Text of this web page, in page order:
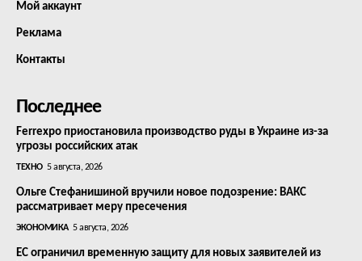
Мой аккаунт
Реклама
Контакты
Последнее
Ferrexpo приостановила производство руды в Украине из-за
угрозы российских атак
ТЕХНО 5 августа, 2026
Ольге Стефанишиной вручили новое подозрение: ВАКС
рассматривает меру пресечения
ЭКОНОМИКА 5 августа, 2026
ЕС ограничил временную защиту для новых заявителей из